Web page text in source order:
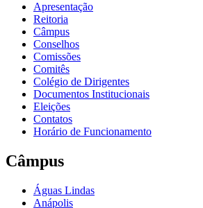
Apresentação
Reitoria
Câmpus
Conselhos
Comissões
Comitês
Colégio de Dirigentes
Documentos Institucionais
Eleições
Contatos
Horário de Funcionamento
Câmpus
Águas Lindas
Anápolis